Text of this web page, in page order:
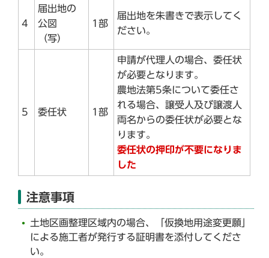
4
届出地の
公図
（写）
1部
届出地を朱書きで表示してく
ださい。
5 委任状 1部
申請が代理人の場合、委任状
が必要となります。
農地法第5条について委任さ
れる場合、譲受人及び譲渡人
両名からの委任状が必要とな
ります。
委任状の押印が不要になりま
した
注意事項
土地区画整理区域内の場合、「仮換地用途変更願」
による施工者が発行する証明書を添付してくださ
い。